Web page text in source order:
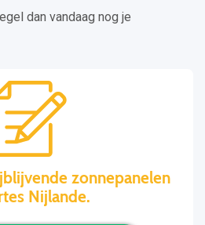
dan vandaag nog je
zonnepanelen
Nijlande.